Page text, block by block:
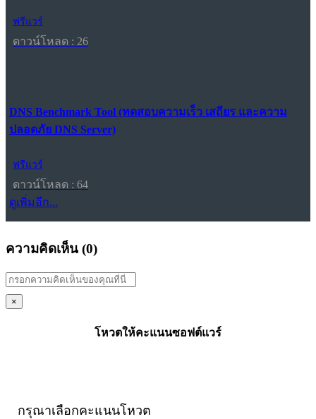
ฟรีแวร์
ดาวน์โหลด : 26
DNS Benchmark Tool (ทดสอบความเร็ว เสถียร และความ
ปลอดภัย DNS Server)
ฟรีแวร์
ดาวน์โหลด : 64
ดูเพิ่มอีก...
ความคิดเห็น (0)
×
โหวตให้คะแนนซอฟต์แวร์
กรุณาเลือกคะแนนโหวต